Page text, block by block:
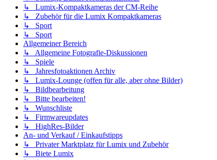
↳ Lumix-Kompaktkameras der CM-Reihe
↳ Zubehör für die Lumix Kompaktkameras
↳ Sport
↳ Sport
Allgemeiner Bereich
↳ Allgemeine Fotografie-Diskussionen
↳ Spiele
↳ Jahresfotoaktionen Archiv
↳ Lumix-Lounge (offen für alle, aber ohne Bilder)
↳ Bildbearbeitung
↳ Bitte bearbeiten!
↳ Wunschliste
↳ Firmwareupdates
↳ HighRes-Bilder
An- und Verkauf / Einkaufstipps
↳ Privater Marktplatz für Lumix und Zubehör
↳ Biete Lumix